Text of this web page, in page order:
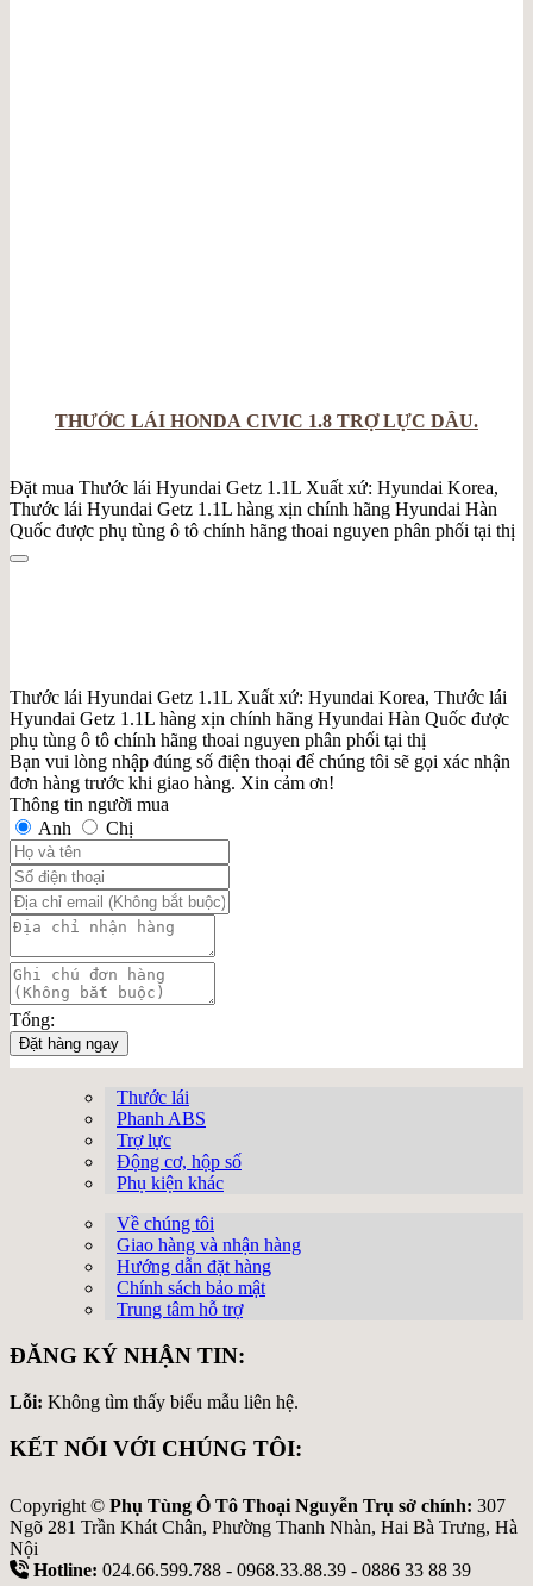
THƯỚC LÁI HONDA CIVIC 1.8 TRỢ LỰC DẦU.
Đặt mua Thước lái Hyundai Getz 1.1L Xuất xứ: Hyundai Korea,
Thước lái Hyundai Getz 1.1L hàng xịn chính hãng Hyundai Hàn
Quốc được phụ tùng ô tô chính hãng thoai nguyen phân phối tại thị
Thước lái Hyundai Getz 1.1L Xuất xứ: Hyundai Korea, Thước lái
Hyundai Getz 1.1L hàng xịn chính hãng Hyundai Hàn Quốc được
phụ tùng ô tô chính hãng thoai nguyen phân phối tại thị
Bạn vui lòng nhập đúng số điện thoại để chúng tôi sẽ gọi xác nhận
đơn hàng trước khi giao hàng. Xin cảm ơn!
Thông tin người mua
Anh
Chị
Tổng:
Đặt hàng ngay
Thước lái
Phanh ABS
Trợ lực
Động cơ, hộp số
Phụ kiện khác
Về chúng tôi
Giao hàng và nhận hàng
Hướng dẫn đặt hàng
Chính sách bảo mật
Trung tâm hỗ trợ
ĐĂNG KÝ NHẬN TIN:
Lỗi: Không tìm thấy biểu mẫu liên hệ.
KẾT NỐI VỚI CHÚNG TÔI:
Copyright © Phụ Tùng Ô Tô Thoại Nguyễn Trụ sở chính: 307
Ngõ 281 Trần Khát Chân, Phường Thanh Nhàn, Hai Bà Trưng, Hà
Nội
Hotline: 024.66.599.788 - 0968.33.88.39 - 0886 33 88 39